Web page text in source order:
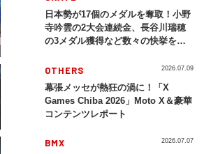
日本勢が17個のメダルを奪取！小野
寺吟雲の2大会連続金、長谷川瑞穂
の3メダル獲得など数々の快挙をプ
2026」
OTHERS
幕張メッセが熱狂の渦に！「X
Games Chiba 2026」Moto X＆豪華
コンテンツレポート
2026.07.09
BMX 2026.07.07